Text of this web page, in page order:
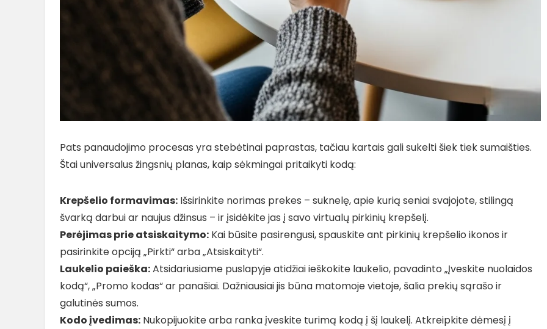
Pats panaudojimo procesas yra stebėtinai paprastas, tačiau kartais gali sukelti šiek tiek sumaišties.
Štai universalus žingsnių planas, kaip sėkmingai pritaikyti kodą:
Krepšelio formavimas: Išsirinkite norimas prekes – suknelę, apie kurią seniai svajojote, stilingą
švarką darbui ar naujus džinsus – ir įsidėkite jas į savo virtualų pirkinių krepšelį.
Perėjimas prie atsiskaitymo: Kai būsite pasirengusi, spauskite ant pirkinių krepšelio ikonos ir
pasirinkite opciją „Pirkti“ arba „Atsiskaityti“.
Laukelio paieška:Atsidariusiame puslapyje atidžiai ieškokite laukelio, pavadinto „Įveskite nuolaidos
kodą“, „Promo kodas“ ar panašiai. Dažniausiai jis būna matomoje vietoje, šalia prekių sąrašo ir
galutinės sumos.
Kodo įvedimas: Nukopijuokite arba ranka įveskite turimą kodą į šį laukelį. Atkreipkite dėmesį į